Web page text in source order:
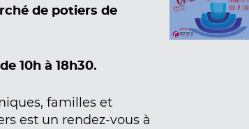
de potiers de
10h à 18h30.
familles et
est un rendez-vous à